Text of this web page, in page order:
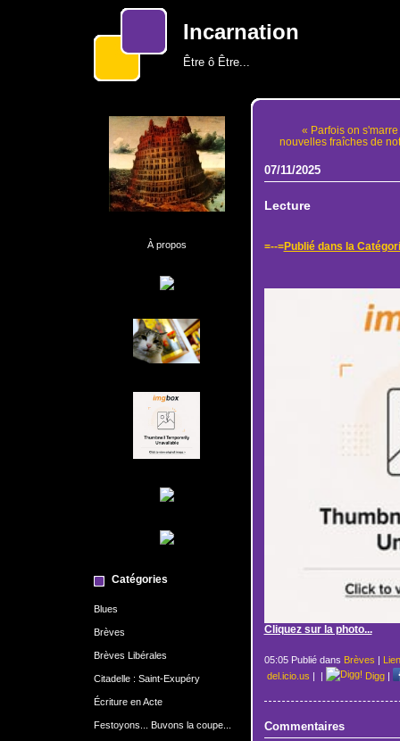
Incarnation
Être ô Être...
À propos
Catégories
Blues
Brèves
Brèves Libérales
Citadelle : Saint-Exupéry
Écriture en Acte
Festoyons... Buvons la coupe...
« Parfois on
nouvelles fraîches de
07/11/2025
Lecture
=--=Publié dans la
Cliquez sur la photo...
05:05 Publié dans Brèves |
del.icio.us | | Digg|
Commentaires